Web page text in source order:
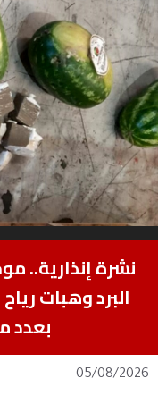
نشرة إنذارية..
البرد وهبات
بعدد
05/08/2026